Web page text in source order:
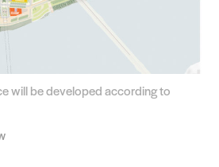
will be developed according to